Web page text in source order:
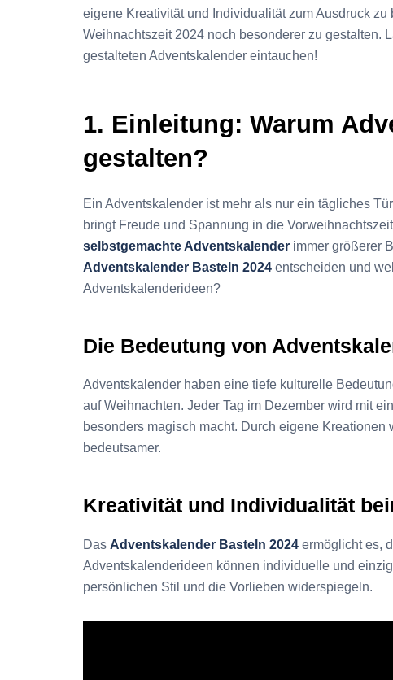
eigene Kreativität und Individualität zum Ausdruck
Weihnachtszeit 2024 noch besonderer zu gestalten.
gestalteten Adventskalender eintauchen!
1. Einleitung: Warum
gestalten?
Ein Adventskalender ist mehr als nur ein tägliches
bringt Freude und Spannung in die
selbstgemachte Adventskalender immer größerer
Adventskalender Basteln 2024 entscheiden und
Adventskalenderideen?
Die Bedeutung von
Adventskalender haben eine tiefe kulturelle
auf Weihnachten. Jeder Tag im Dezember wird mit
besonders magisch macht. Durch eigene
bedeutsamer.
Kreativität und Individualität
Das Adventskalender Basteln 2024 ermöglicht es,
Adventskalenderideen können individuelle und
persönlichen Stil und die Vorlieben widerspiegeln.